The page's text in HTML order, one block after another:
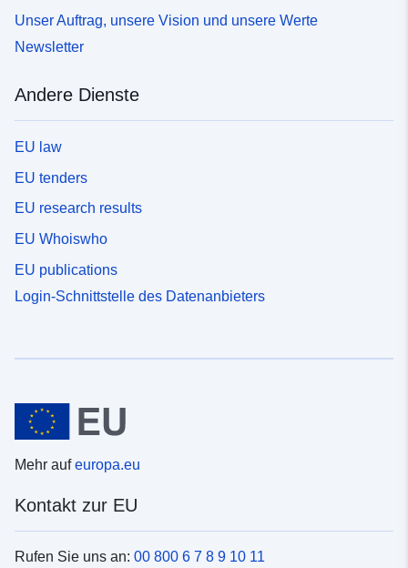
Unser Auftrag, unsere Vision und unsere Werte
Newsletter
Andere Dienste
EU law
EU tenders
EU research results
EU Whoiswho
EU publications
Login-Schnittstelle des Datenanbieters
Mehr aufeuropa.eu
Kontakt zur EU
Rufen Sie uns an: 00 800 6 7 8 9 10 11